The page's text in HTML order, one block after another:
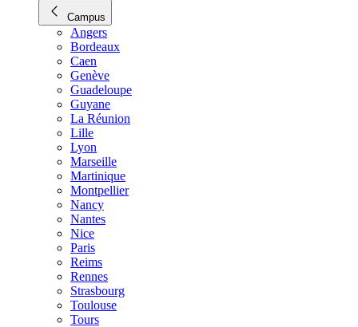
Campus
Angers
Bordeaux
Caen
Genève
Guadeloupe
Guyane
La Réunion
Lille
Lyon
Marseille
Martinique
Montpellier
Nancy
Nantes
Nice
Paris
Reims
Rennes
Strasbourg
Toulouse
Tours